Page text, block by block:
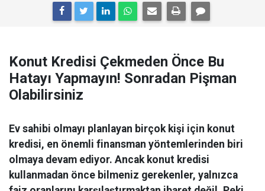
Konut Kredisi Çekmeden Önce Bu
Hatayı Yapmayın! Sonradan Pişman
Olabilirsiniz
Ev sahibi olmayı planlayan birçok kişi için konut
kredisi, en önemli finansman yöntemlerinden biri
olmaya devam ediyor. Ancak konut kredisi
kullanmadan önce bilmeniz gerekenler, yalnızca